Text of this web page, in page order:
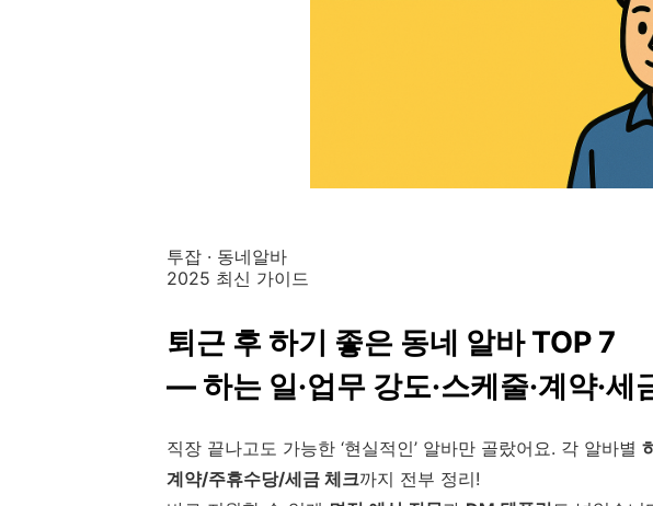
투잡 · 동네알바
2025 최신 가이드
퇴근 후 하기 좋은 동네 알바 TOP 7
— 하는 일·업무 강도·스케줄·계약·세
직장 끝나고도 가능한 ‘현실적인’ 알바만 골랐어요. 각 알바별
계약/주휴수당/세금 체크까지 전부 정리!